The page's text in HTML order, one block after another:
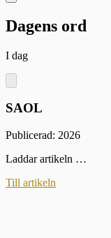
Dagens ord
I dag
SAOL
Publicerad: 2026
Laddar artikeln …
Till artikeln